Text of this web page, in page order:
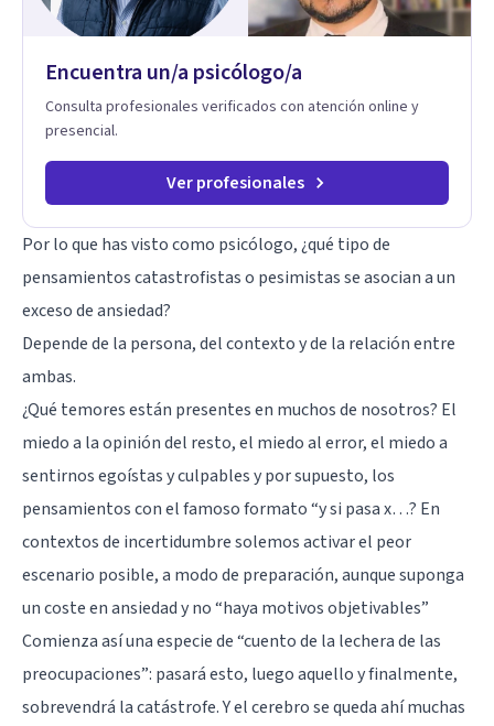
Encuentra un/a psicólogo/a
Consulta profesionales verificados con atención online y
presencial.
Ver profesionales
Por lo que has visto como psicólogo, ¿qué tipo de
pensamientos catastrofistas o pesimistas se asocian a un
exceso de ansiedad?
Depende de la persona, del contexto y de la relación entre
ambas.
¿Qué temores están presentes en muchos de nosotros? El
miedo a la opinión del resto, el miedo al error, el miedo a
sentirnos egoístas y culpables y por supuesto, los
pensamientos con el famoso formato “y si pasa x…? En
contextos de incertidumbre solemos activar el peor
escenario posible, a modo de preparación, aunque suponga
un coste en ansiedad y no “haya motivos objetivables”
Comienza así una especie de “cuento de la lechera de las
preocupaciones”: pasará esto, luego aquello y finalmente,
sobrevendrá la catástrofe. Y el cerebro se queda ahí muchas